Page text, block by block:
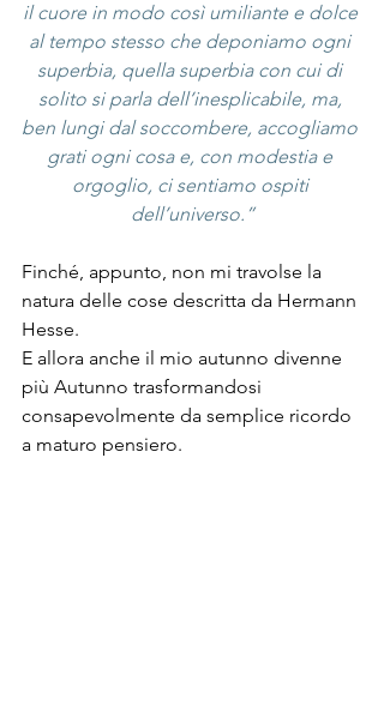
il cuore in modo così umiliante e dolce
al tempo stesso che deponiamo ogni
superbia, quella superbia con cui di
solito si parla dell’inesplicabile, ma,
ben lungi dal soccombere, accogliamo
grati ogni cosa e, con modestia e
orgoglio, ci sentiamo ospiti
dell’universo.”
Finché, appunto, non mi travolse la
natura delle cose descritta da Hermann
Hesse.
E allora anche il mio autunno divenne
più Autunno trasformandosi
consapevolmente da semplice ricordo
a maturo pensiero.